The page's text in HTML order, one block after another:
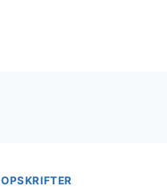
OPSKRIFTER